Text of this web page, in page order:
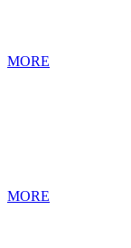
MORE
MORE